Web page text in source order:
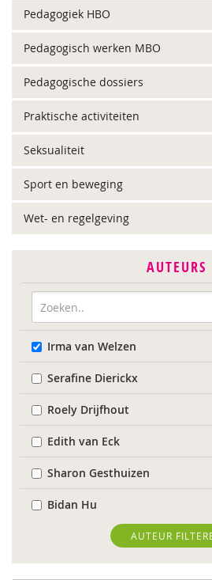
Pedagogiek HBO
Pedagogisch werken MBO
Pedagogische dossiers
Praktische activiteiten
Seksualiteit
Sport en beweging
Wet- en regelgeving
AUTEURS
Irma van Welzen
Serafine Dierickx
Roely Drijfhout
Edith van Eck
Sharon Gesthuizen
Bidan Hu
Janneke Plantenga
Lida Schepers
AUTEUR